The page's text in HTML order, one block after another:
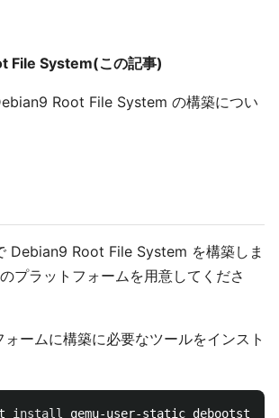
File System(この記事)
Root File System の構築につい
Debian9 Root File System を構築しま
プラットフォームを用意してくださ
ォームに構築に必要なツールをインスト
install